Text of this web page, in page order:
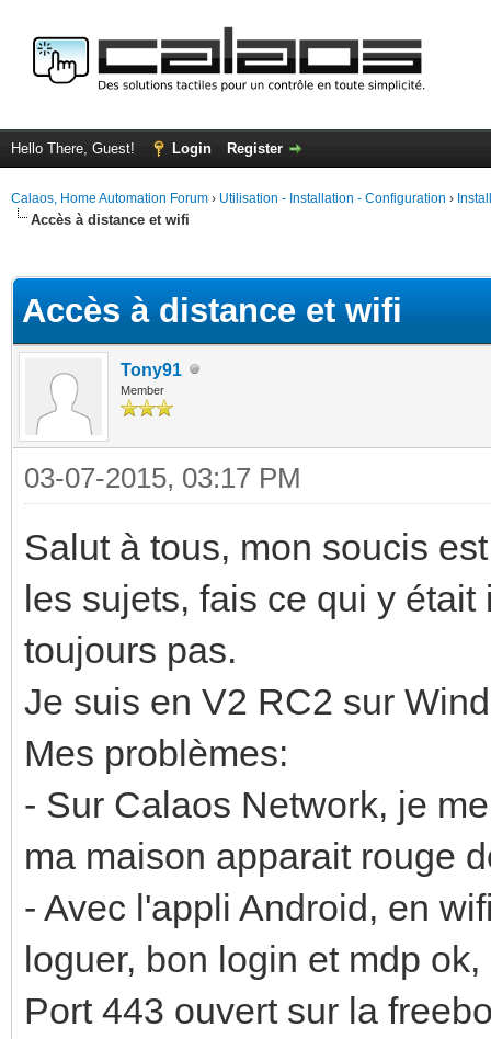
Hello There, Guest! Login Register
Calaos, Home Automation Forum › Utilisation - Installation - Configuration ›
Accès à distance et wifi
Accès à distance et wifi
Tony91
Member
03-07-2015, 03:17 PM
Salut à tous, mon soucis
les sujets, fais ce qui y
toujours pas.
Je suis en V2 RC2 sur
Mes problèmes:
- Sur Calaos Network, je
ma maison apparait rouge
- Avec l'appli Android, en
loguer, bon login et mdp
Port 443 ouvert sur la